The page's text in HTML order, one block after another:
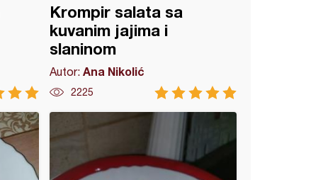
Krompir salata sa
kuvanim jajima i
slaninom
Autor:Ana Nikolić
2225